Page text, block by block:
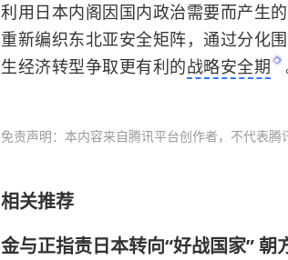
利用日本内阁因国内政治需要而产生
重新编织东北亚安全矩阵，通过分化
生经济转型争取更有利的战略安全期
免责声明：本内容来自腾讯平台创作者，不代表腾
相关推荐
金与正指责日本转向“好战国家” 朝